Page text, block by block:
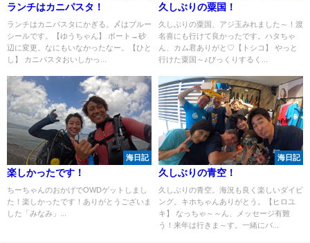
ランチはカニパスタ！
ランチはカニパスタにかぎる。〆はブルー
シールです。【ゆうちゃん】 ボート→砂
辺に変更。なにもいなかったなー。【ひと
し】 カニパスタおいしかっ...
久しぶりの粟国！
久しぶりの粟国、アジ玉みれました～！渡
名喜にも行けて良かったです。ハタちゃ
ん、カム君ありがと♡【トシコ】 やっと
行けた粟国～♪びっくりするく...
海日記
楽しかったです！
ちーちゃんのおかげでOWDゲットしまし
た！楽しかったです！ありがとうございま
した「みなみ」...
海日記
久しぶりの青空！
久しぶりの青空。海況も良く楽しいダイビ
ング。キホちゃんありがとう。【ヒロユ
キ】 なっちゃ～～ん、メッセージ有難
う！来年は行きま～す。一緒にバ...